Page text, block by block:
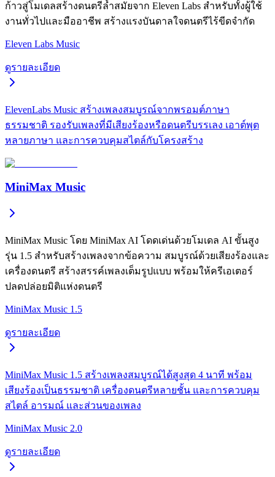
ก้าวสู่โมเดลสร้างดนตรีล้ำสมัยจาก Eleven Labs สำหรับทั้งผู้ใช้
งานทั่วไปและมืออาชีพ สร้างแรงบันดาลใจดนตรีไร้ขีดจำกัด
Eleven Labs Music
ดูรายละเอียด
ElevenLabs Music สร้างเพลงสมบูรณ์จากพรอมต์ภาษา
ธรรมชาติ รองรับเพลงที่มีเสียงร้องหรือดนตรีบรรเลง เอาต์พุต
หลายภาษา และการควบคุมสไตล์กับโครงสร้าง
MiniMax Music
MiniMax Music โดย MiniMax AI โดดเด่นด้วยโมเดล AI ขั้นสูง
รุ่น 1.5 สำหรับสร้างเพลงจากข้อความ สมบูรณ์ด้วยเสียงร้องและ
เครื่องดนตรี สร้างสรรค์เพลงเต็มรูปแบบ พร้อมให้ครีเอเตอร์
ปลดปล่อยมิติแห่งดนตรี
MiniMax Music 1.5
ดูรายละเอียด
MiniMax Music 1.5 สร้างเพลงสมบูรณ์ได้สูงสุด 4 นาที พร้อม
เสียงร้องเป็นธรรมชาติ เครื่องดนตรีหลายชั้น และการควบคุม
สไตล์ อารมณ์ และส่วนของเพลง
MiniMax Music 2.0
ดูรายละเอียด